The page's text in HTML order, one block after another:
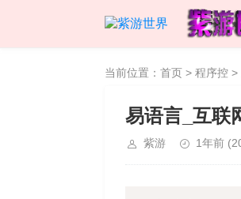
当前位置： 首页 > 程序控 >
易语言_互联
紫游 1年前